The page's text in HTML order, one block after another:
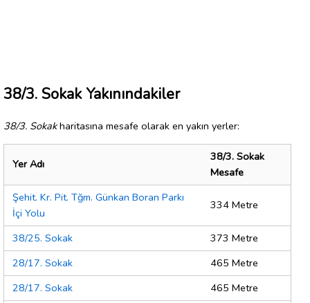
38/3. Sokak Yakınındakiler
38/3. Sokakharitasına mesafe olarak en yakın yerler:
Yer Adı
38/3. Sokak
Mesafe
Şehit. Kr. Pit. Tğm. Günkan Boran Parkı
İçi Yolu
334 Metre
38/25. Sokak
373 Metre
28/17. Sokak
465 Metre
28/17. Sokak
465 Metre